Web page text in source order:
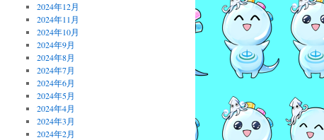
2024年12月
2024年11月
2024年10月
2024年9月
2024年8月
2024年7月
2024年6月
2024年5月
2024年4月
2024年3月
2024年2月